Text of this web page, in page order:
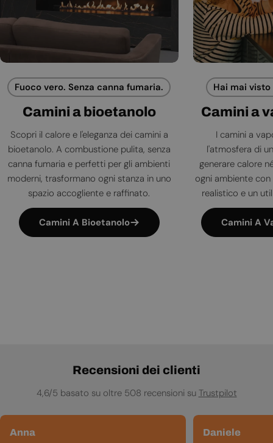
Fuoco vero. Senza canna fumaria.
Camini a bioetanolo
Scopri il calore e l'eleganza dei camini a
bioetanolo. A combustione pulita, senza
canna fumaria e perfetti per gli ambienti
moderni, trasformano ogni stanza in uno
spazio accogliente e raffinato.
Camini A Bioetanolo
Hai mai
Camini a
I camini a
l'atmosfera di
generare calore
ogni ambiente
realistico e un
Camini A
Recensioni dei clienti
4,6/5 basato su oltre 508 recensioni su Trustpilot
Anna Daniele